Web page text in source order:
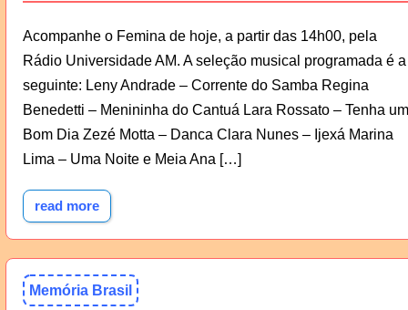
Acompanhe o Femina de hoje, a partir das 14h00, pela
Rádio Universidade AM. A seleção musical programada é a
seguinte: Leny Andrade – Corrente do Samba Regina
Benedetti – Menininha do Cantuá Lara Rossato – Tenha um
Bom Dia Zezé Motta – Danca Clara Nunes – Ijexá Marina
Lima – Uma Noite e Meia Ana […]
read more
Memória Brasil